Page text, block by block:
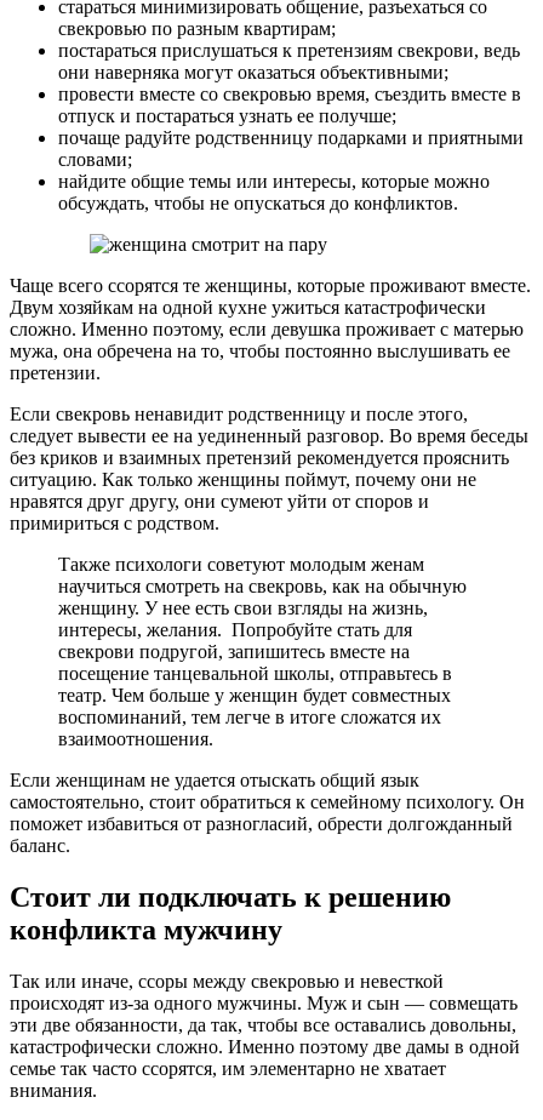
стараться минимизировать общение, разъехаться со
свекровью по разным квартирам;
постараться прислушаться к претензиям свекрови, ведь
они наверняка могут оказаться объективными;
провести вместе со свекровью время, съездить вместе в
отпуск и постараться узнать ее получше;
почаще радуйте родственницу подарками и приятными
словами;
найдите общие темы или интересы, которые можно
обсуждать, чтобы не опускаться до конфликтов.
Чаще всего ссорятся те женщины, которые проживают вместе.
Двум хозяйкам на одной кухне ужиться катастрофически
сложно. Именно поэтому, если девушка проживает с матерью
мужа, она обречена на то, чтобы постоянно выслушивать ее
претензии.
Если свекровь ненавидит родственницу и после этого,
следует вывести ее на уединенный разговор. Во время беседы
без криков и взаимных претензий рекомендуется прояснить
ситуацию. Как только женщины поймут, почему они не
нравятся друг другу, они сумеют уйти от споров и
примириться с родством.
Также психологи советуют молодым женам
научиться смотреть на свекровь, как на обычную
женщину. У нее есть свои взгляды на жизнь,
интересы, желания. Попробуйте стать для
свекрови подругой, запишитесь вместе на
посещение танцевальной школы, отправьтесь в
театр. Чем больше у женщин будет совместных
воспоминаний, тем легче в итоге сложатся их
взаимоотношения.
Если женщинам не удается отыскать общий язык
самостоятельно, стоит обратиться к семейному психологу. Он
поможет избавиться от разногласий, обрести долгожданный
баланс.
Стоит ли подключать к решению
конфликта мужчину
Так или иначе, ссоры между свекровью и невесткой
происходят из-за одного мужчины. Муж и сын — совмещать
эти две обязанности, да так, чтобы все оставались довольны,
катастрофически сложно. Именно поэтому две дамы в одной
семье так часто ссорятся, им элементарно не хватает
внимания.